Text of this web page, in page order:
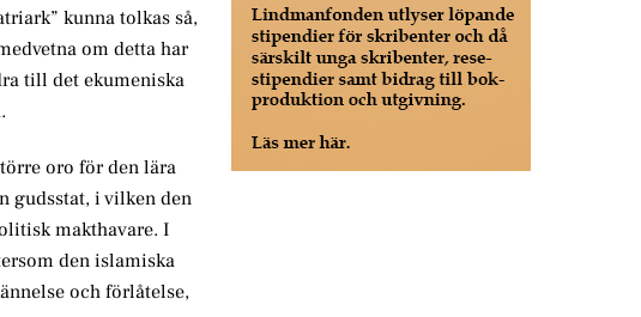
kunna tolkas så,
om detta har
till det ekumeniska
oro för den lära
gudsstat, i vilken den
makthavare. I
den islamiska
och förlåtelse,